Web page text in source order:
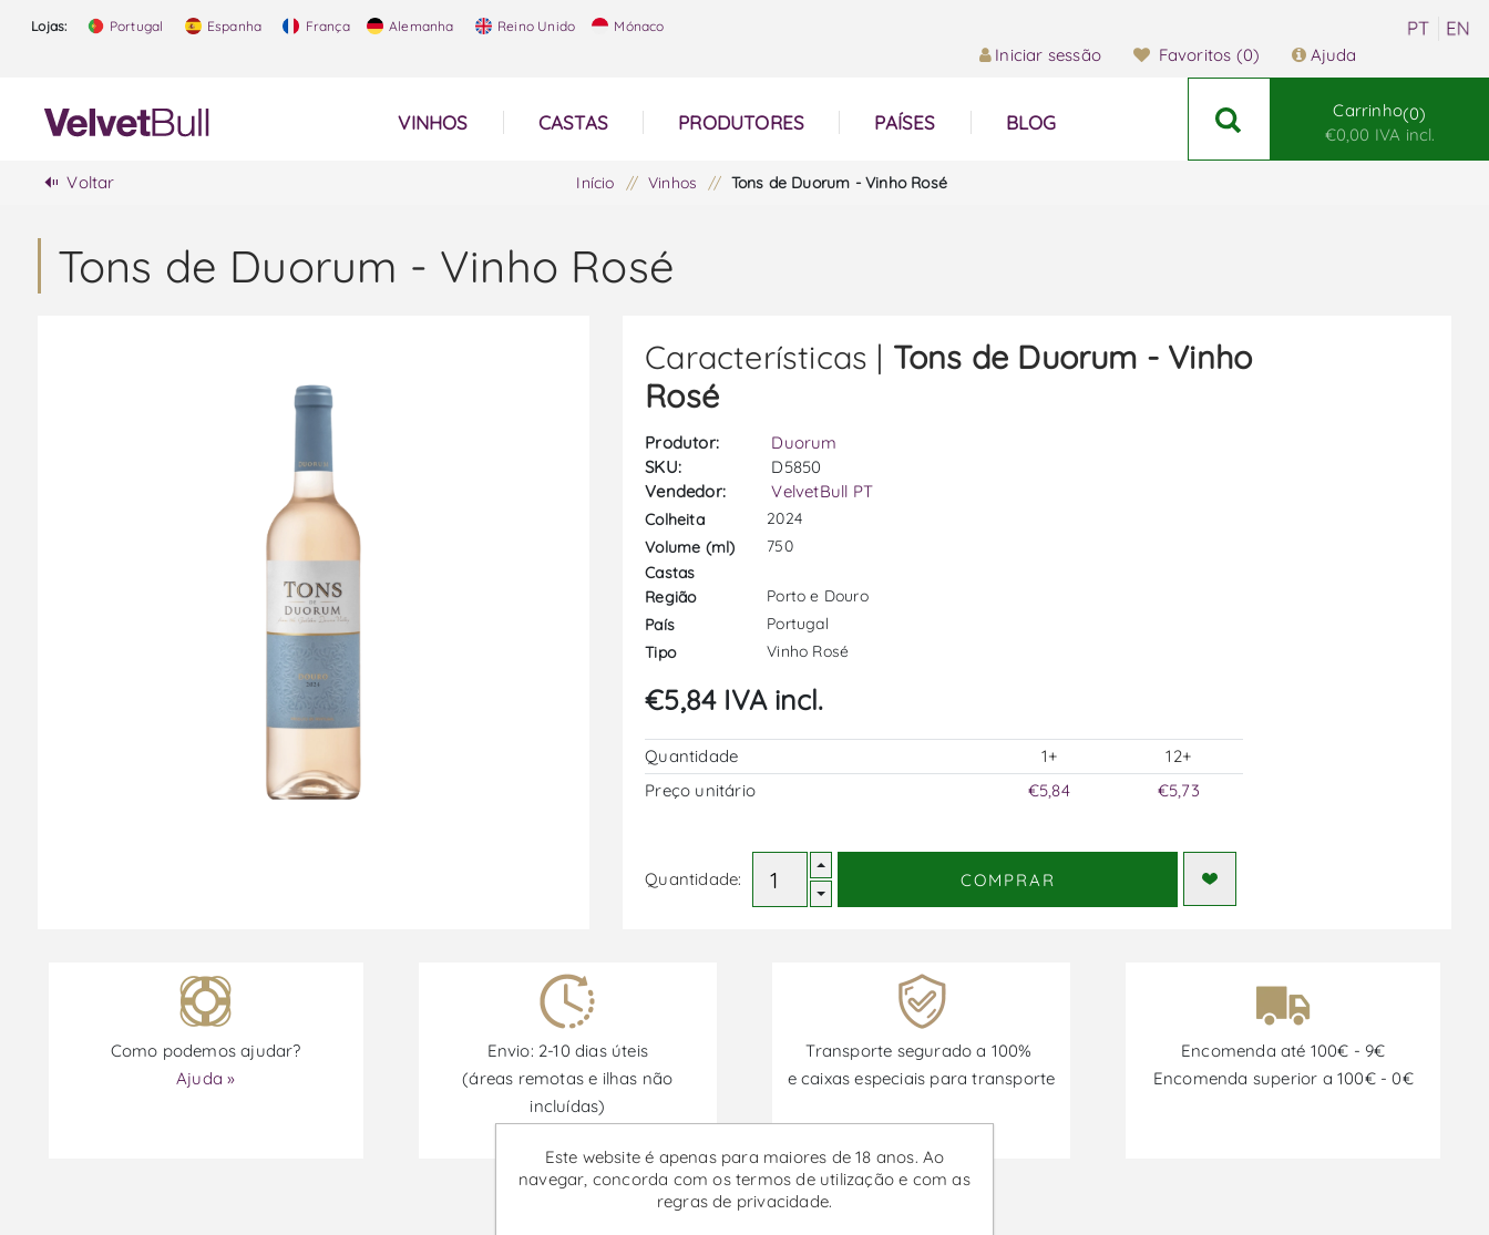
Lojas: Portugal Espanha França Alemanha Reino Unido Mónaco
Iniciar sessão Favoritos (0) Ajuda
VINHOS CASTAS PRODUTORES PAÍSES BLOG
Carrinho 0
€0,00 IVA incl.
Voltar Início / Vinhos / Tons de Duorum - Vinho Rosé
Tons de Duorum - Vinho Rosé
Características | Tons de Duorum - Vinho
Rosé
Produtor:
Duorum
SKU:
D5850
Vendedor:
VelvetBull PT
Colheita
2024
Volume (ml)
750
Castas
Região
Porto e Douro
País
Portugal
Tipo
Vinho Rosé
€5,84 IVA incl.
Quantidade 1+
12+
Preço unitário
€5,84 €5,73
Quantidade: COMPRAR
Como podemos ajudar?
Ajuda »
Envio: 2-10 dias úteis
(áreas remotas e ilhas não
incluídas)
Transporte segurado a 100%
e caixas especiais para transporte
Encomenda até 100€ - 9€
Encomenda superior a 100€ - 0€
Promoções disponíveis de 30/06/2026 a 30/09/2026
Este website é apenas para maiores de 18 anos. Ao
navegar, concorda com os termos de utilização e com as
regras de privacidade.